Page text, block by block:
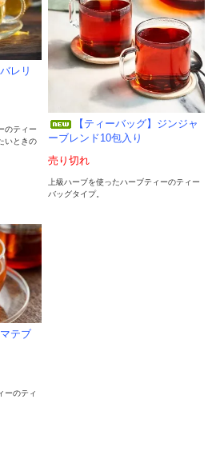
レリ
のティー
いときの
【ティーバッグ】ジンジャ
ーブレンド10包入り
売り切れ
上級ハーブを使ったハーブティーのティー
バッグタイプ。
テブ
ーのティ